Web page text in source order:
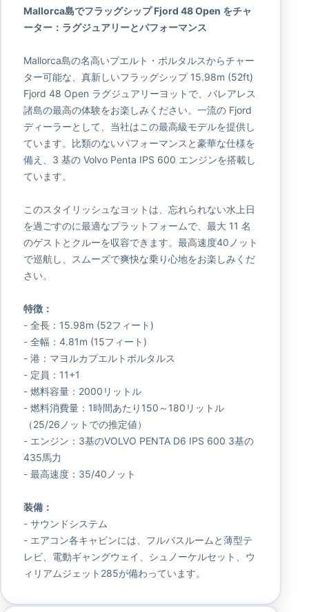
Mallorca島でフラッグシップ Fjord 48 Open をチャ
ーター：ラグジュアリーとパフォーマンス
Mallorca島の名高いプエルト・ポルタルスからチャー
ター可能な、真新しいフラッグシップ 15.98m (52ft)
Fjord 48 Open ラグジュアリーヨットで、バレアレス
諸島の最高の体験をお楽しみください。一流の Fjord
ディーラーとして、当社はこの最高級モデルを提供し
ています。比類のないパフォーマンスと豪華な仕様を
備え、3 基の Volvo Penta IPS 600 エンジンを搭載し
ています。
このスタイリッシュなヨットは、忘れられない水上日
を過ごすのに最適なプラットフォームで、最大 11 名
のゲストとクルーを収容できます。最高速度40ノット
で巡航し、スムーズで爽快な乗り心地をお楽しみくだ
さい。
特徴：
- 全長：15.98m (52フィート)
- 全幅：4.81m (15フィート)
- 港：マヨルカプエルトポルタルス
- 定員：11+1
- 燃料容量：2000リットル
- 燃料消費量：1時間あたり150～180リットル
（25/26ノットでの推定値）
- エンジン：3基のVOLVO PENTA D6 IPS 600 3基の
435馬力
- 最高速度：35/40ノット
装備：
- サウンドシステム
- エアコン各キャビンには、フルバスルームと薄型テ
レビ、電動ギャングウェイ、シュノーケルセット、ウ
ィリアムジェット285が備わっています。